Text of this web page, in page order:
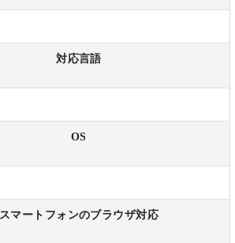
対応言語
OS
スマートフォンのブラウザ対応